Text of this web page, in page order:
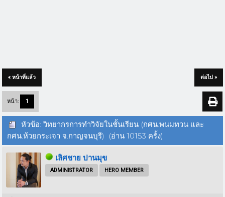
« หน้าที่แล้ว ต่อไป »
หน้า: 1
หัวข้อ: วิทยากรการทำวิจัยในชั้นเรียน (กศน.พนมทวน และ
กศน.ห้วยกระเจา จ.กาญจนบุรี) (อ่าน 10153 ครั้ง)
เลิศชาย ปานมุข
ADMINISTRATOR HERO MEMBER